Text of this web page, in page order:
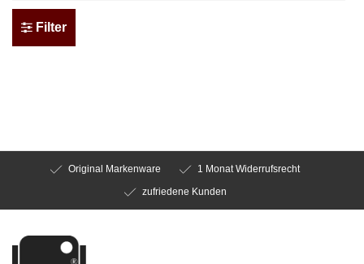
Filter
Original Markenware
1 Monat Widerrufsrecht
zufriedene Kunden